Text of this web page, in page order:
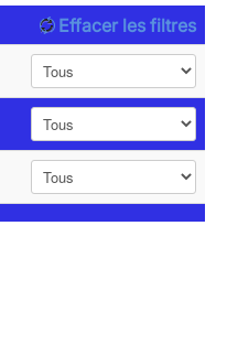
Effacer les filtres